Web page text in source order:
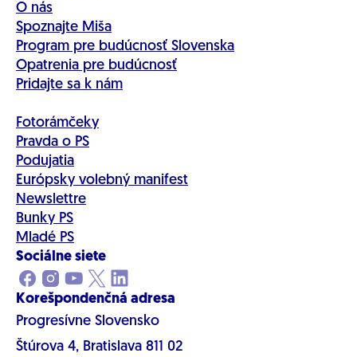
O nás
Spoznajte Miša
Program pre budúcnosť Slovenska
Opatrenia pre budúcnosť
Pridajte sa k nám
Fotorámčeky
Pravda o PS
Podujatia
Európsky volebný manifest
Newslettre
Bunky PS
Mladé PS
Sociálne siete
Korešpondenčná adresa
Progresívne Slovensko
Štúrova 4, Bratislava 811 02